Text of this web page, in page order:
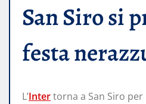
San Siro si
festa
L’Intertorna a San Siro